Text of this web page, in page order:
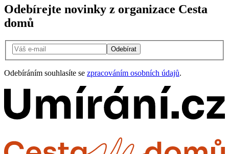
Odebírejte novinky z organizace Cesta
domů
Odebírat
Odebíráním souhlasíte se zpracováním osobních údajů.